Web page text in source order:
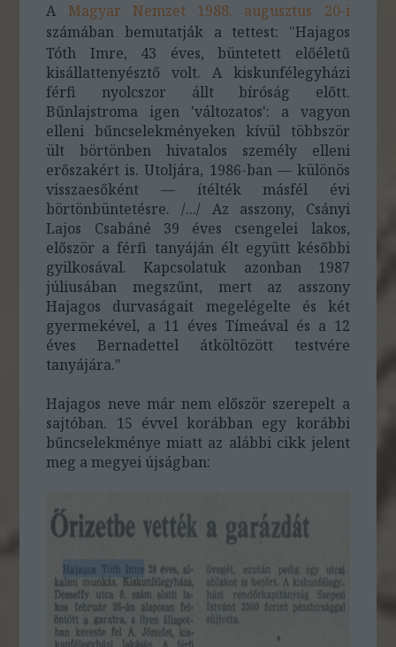
A Magyar Nemzet 1988. augusztus 20-i
számában bemutatják a tettest: "Hajagos
Tóth Imre, 43 éves, büntetett előéletű
kisállattenyésztő volt. A kiskunfélegyházi
férfi nyolcszor állt bíróság előtt.
Bűnlajstroma igen 'változatos': a vagyon
elleni bűncselekményeken kívül többször
ült börtönben hivatalos személy elleni
erőszakért is. Utoljára, 1986-ban — különös
visszaesőként — ítélték másfél évi
börtönbüntetésre. /.../ Az asszony, Csányi
Lajos Csabáné 39 éves csengelei lakos,
először a férfi tanyáján élt együtt későbbi
gyilkosával. Kapcsolatuk azonban 1987
júliusában megszűnt, mert az asszony
Hajagos durvaságait megelégelte és két
gyermekével, a 11 éves Tímeával és a 12
éves Bernadettel átköltözött testvére
tanyájára."
Hajagos neve már nem először szerepelt a
sajtóban. 15 évvel korábban egy korábbi
bűncselekménye miatt az alábbi cikk jelent
meg a megyei újságban: